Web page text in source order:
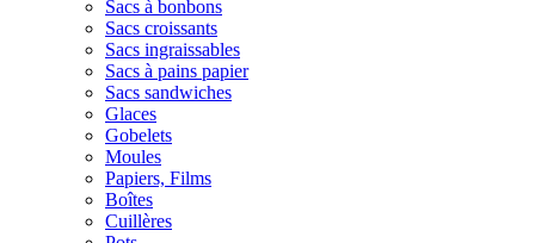
Sacs à bonbons
Sacs croissants
Sacs ingraissables
Sacs à pains papier
Sacs sandwiches
Glaces
Gobelets
Moules
Papiers, Films
Boîtes
Cuillères